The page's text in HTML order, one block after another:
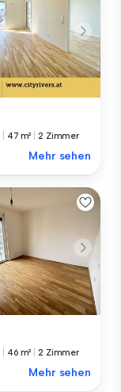
47 m² 2 Zimmer
Mehr sehen
46 m² |2 Zimmer
Mehr sehen